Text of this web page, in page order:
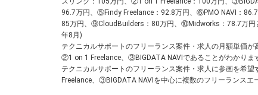
96.7万円、⑤Findy Freelance：92.8万円、⑥PMO NAVI：
85万円、⑨CloudBuilders：80万円、⑩Midworks：78.7万円
年8月)
テクニカルサポートのフリーランス案件・求人の月額単価
②1 on 1 Freelance、③BIGDATA NAVIであることがわかりま
テクニカルサポートのフリーランス案件・求人に参画を希
Freelance、③BIGDATA NAVIを中心に複数のフリーランスエ